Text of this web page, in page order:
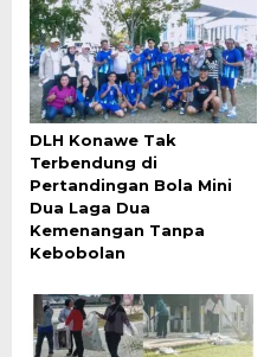
DLH Konawe Tak
Terbendung di
Pertandingan Bola Mini
Dua Laga Dua
Kemenangan Tanpa
Kebobolan